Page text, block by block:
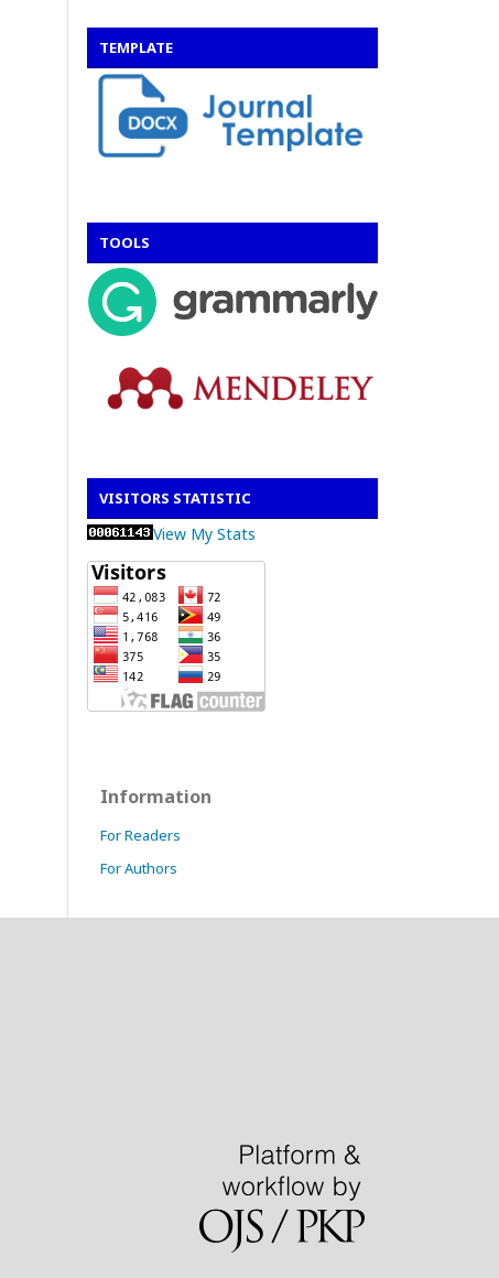
TEMPLATE
TOOLS
VISITORS STATISTIC
View My Stats
Information
For Readers
For Authors